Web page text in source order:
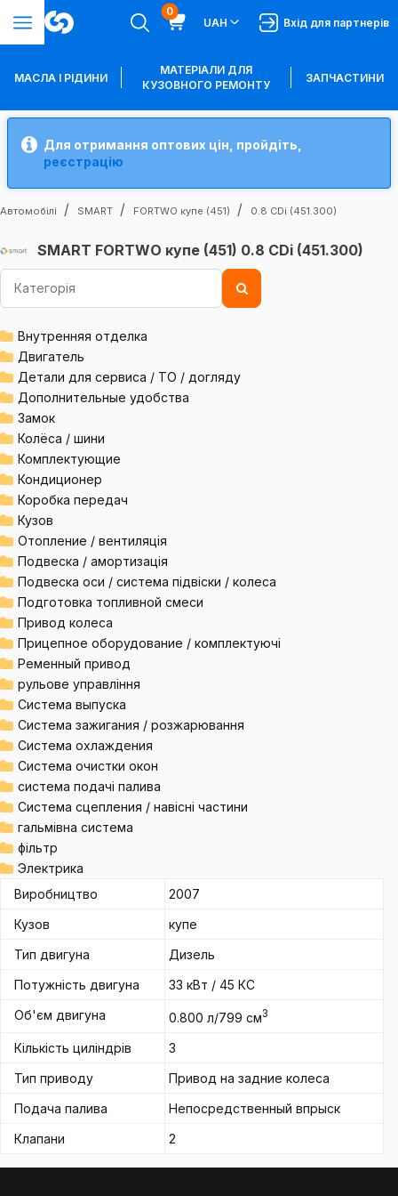
0
UAH
Вхід для партнерів
МАСЛА І РІДИНИ
МАТЕРІАЛИ ДЛЯ
КУЗОВНОГО РЕМОНТУ
ЗАПЧАСТИНИ
Для отримання оптових цін, пройдіть,
реєстрацію
Автомобілі SMART FORTWO купе (451) 0.8 CDi (451.300)
SMART FORTWO купе (451) 0.8 CDi (451.300)
Внутренняя отделка
Двигатель
Детали для сервиса / ТО / догляду
Дополнительные удобства
Замок
Колёса / шини
Комплектующие
Кондиционер
Коробка передач
Кузов
Отопление / вентиляція
Подвеска / амортизація
Подвеска оси / система підвіски / колеса
Подготовка топливной смеси
Привод колеса
Прицепное оборудование / комплектуючі
Ременный привод
рульове управління
Система выпуска
Система зажигания / розжарювання
Система охлаждения
Система очистки окон
система подачі палива
Система сцепления / навісні частини
гальмівна система
фільтр
Электрика
Виробництво
2007
Кузов
купе
Тип двигуна
Дизель
Потужність двигуна
33 кВт / 45 КС
Об'єм двигуна
0.800 л/799 см3
Кількість циліндрів
3
Тип приводу
Привод на задние колеса
Подача палива
Непосредственный впрыск
Клапани
2